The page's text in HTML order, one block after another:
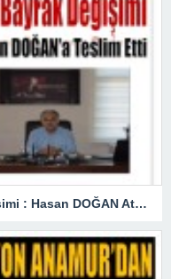
Anamur Milli Eğitimde Görev Değişimi : Hasan DOĞAN Atandı